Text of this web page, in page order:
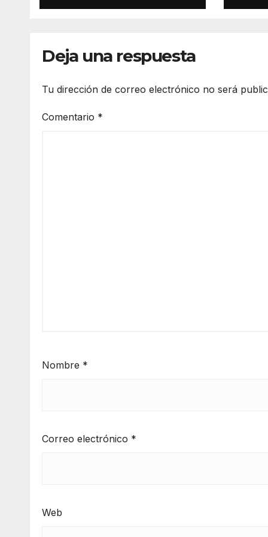
DURAZO IMPULSA
BIENESTAR 🏘️
👨‍👩‍👧‍👦
Deja una respuesta
Tu dirección de correo electrónico no será
Comentario *
Nombre *
Correo electrónico *
Web